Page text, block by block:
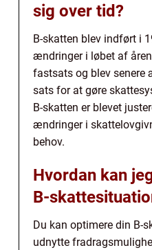
sig over tid?
B-skatten blev indført i
ændringer i løbet af
fastsats og blev senere
sats for at gøre
B-skatten er blevet
ændringer i
behov.
Hvordan kan
B-
Du kan optimere din B-
udnytte